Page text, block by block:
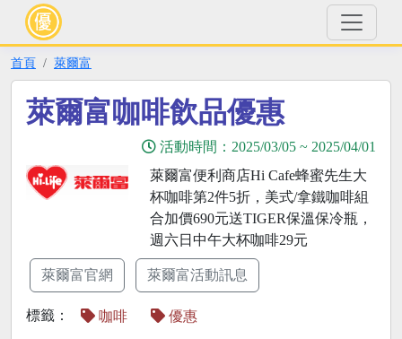
首頁 萊爾富
萊爾富咖啡飲品優惠
活動時間： 2025/03/05 ~ 2025/04/01
萊爾富便利商店Hi Cafe蜂蜜先生大
杯咖啡第2件5折，美式/拿鐵咖啡組
合加價690元送TIGER保溫保冷瓶，
週六日中午大杯咖啡29元
萊爾富官網 萊爾富活動訊息
標籤： 咖啡 優惠